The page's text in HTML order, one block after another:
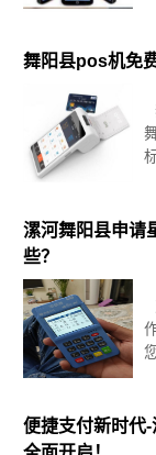
舞阳县pos机免
漯河舞阳县申请
些？
便捷支付新时代